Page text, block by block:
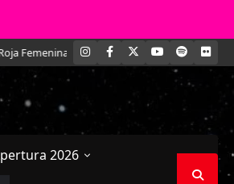
Sub-17 enfrentará a Argentina en doble
INSTAGRAM
FACEBOOK YOUTUBE
SPOTIFY
2026